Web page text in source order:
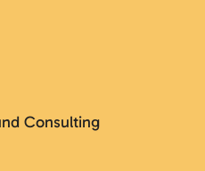
Consulting